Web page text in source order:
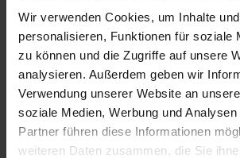
Wir verwenden Cookies, um Inhalte
personalisieren, Funktionen für soziale
zu können und die Zugriffe auf unsere
analysieren. Außerdem geben wir
Verwendung unserer Website an
soziale Medien, Werbung und
Partner führen diese Informationen
weiteren Daten zusammen, die Sie
Add to
Description
Austauschkopf Ledzilla mit rotierbarem
Consultation